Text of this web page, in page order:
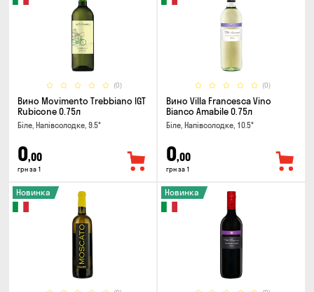
(0)
Вино Movimento Trebbiano IGT
Rubicone 0.75л
Біле, Напівсолодке, 9.5°
0,00
грн за 1
(0)
Вино Villa Francesca Vino
Bianco Amabile 0.75л
Біле, Напівсолодке, 10.5°
0,00
грн за 1
Новинка Новинка